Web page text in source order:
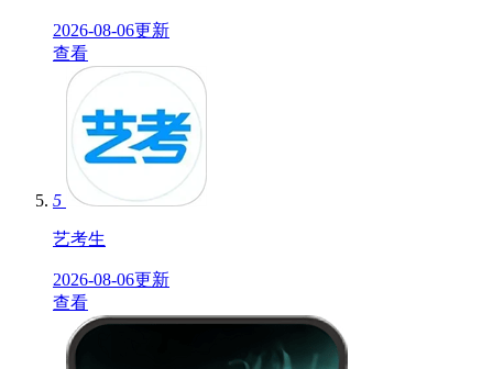
2026-08-06更新
查看
5
艺考生
2026-08-06更新
查看